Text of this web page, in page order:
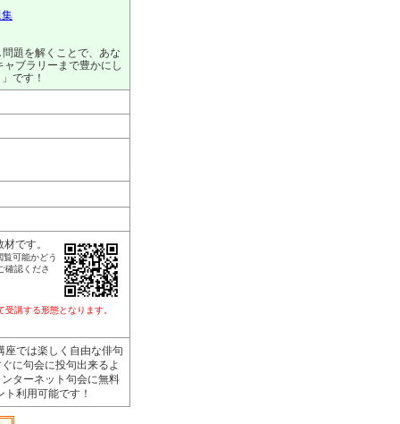
集
題を解くことで、あな
ブラリーまで豊かにし
です！
です。
可能かどう
確認くださ
受講する形態となります。
では楽しく自由な俳句
に句会に投句出来るよ
ンターネット句会に無料
ト利用可能です！